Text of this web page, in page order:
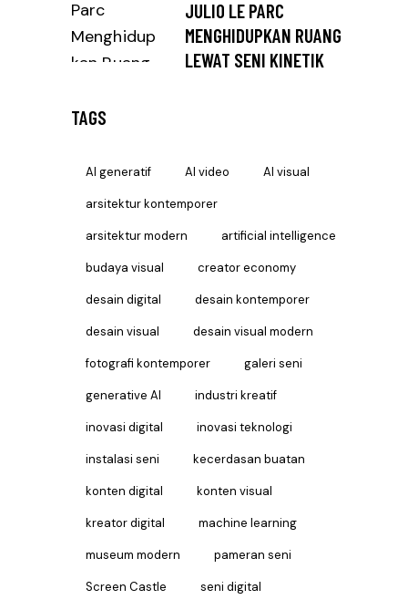
JULIO LE PARC
MENGHIDUPKAN RUANG
LEWAT SENI KINETIK
TAGS
AI generatif AI video AI visual
arsitektur kontemporer
arsitektur modern artificial intelligence
budaya visual creator economy
desain digital desain kontemporer
desain visual desain visual modern
fotografi kontemporer galeri seni
generative AI industri kreatif
inovasi digital inovasi teknologi
instalasi seni kecerdasan buatan
konten digital konten visual
kreator digital machine learning
museum modern pameran seni
Screen Castle seni digital